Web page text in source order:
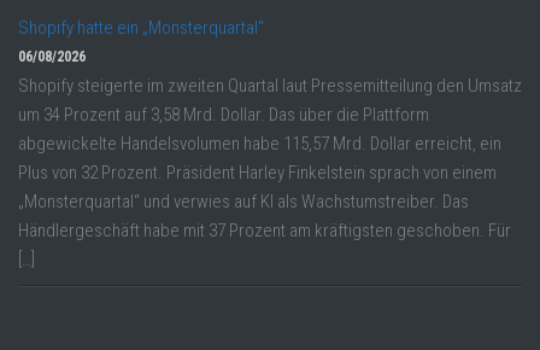
Shopify hatte ein „Monsterquartal“
06/08/2026
Shopify steigerte im zweiten Quartal laut Pressemitteilung den Umsatz
um 34 Prozent auf 3,58 Mrd. Dollar. Das über die Plattform
abgewickelte Handelsvolumen habe 115,57 Mrd. Dollar erreicht, ein
Plus von 32 Prozent. Präsident Harley Finkelstein sprach von einem
„Monsterquartal“ und verwies auf KI als Wachstumstreiber. Das
Händlergeschäft habe mit 37 Prozent am kräftigsten geschoben. Für
[…]